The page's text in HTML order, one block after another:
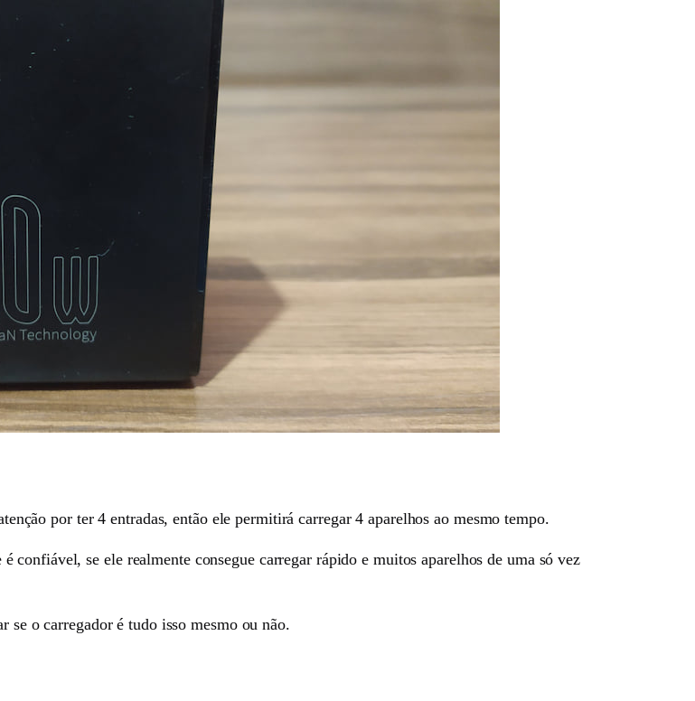
por ter 4 entradas, então ele permitirá carregar 4 aparelhos ao mesmo tempo.
confiável, se ele realmente consegue carregar rápido e muitos aparelhos de uma só vez
se o carregador é tudo isso mesmo ou não.